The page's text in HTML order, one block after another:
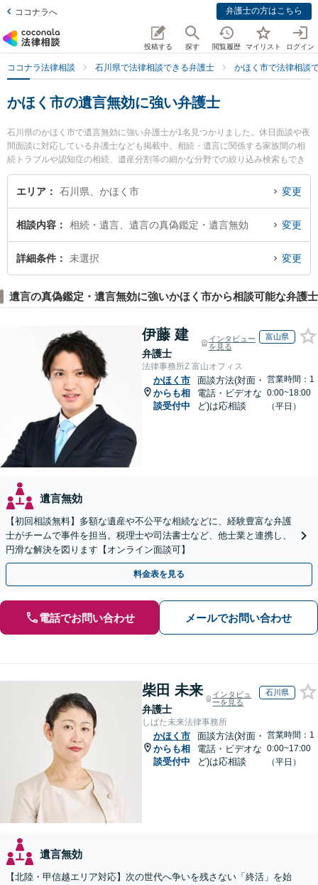
ココナラへ 弁護士の方はこちら
投稿する 探す 閲覧履歴 マイリスト ログイン
ココナラ法律相談 石川県で法律相談できる弁護士 かほく市で法律相談
かほく市の遺言無効に強い弁護士
石川県のかほく市で遺言無効に強い弁護士が1名見つかりました。休日面談や夜
間面談に対応している弁護士なども掲載中。相続・遺言に関係する家族間の相
続トラブルや認知症の相続、遺産分割等の細かな分野での絞り込み検索もでき
便利です。特に松本法務法律事務所の松本 亘市弁護士のプロフィール情報や弁
護士費用、強みなどが注目されています。『かほく市で土日や夜間に発生した
相談できるかほく市内の弁護士に相談予約したい』などでお困りの相談者さん
におすすめです。
エリア 石川県、かほく市 変更
相談内容 相続・遺言、遺言の真偽鑑定・遺言無効 変更
詳細条件 未選択 変更
遺言の真偽鑑定・遺言無効に強いかほく市から相談可能な弁護士
伊藤 建
弁護士
インタビュー
を見る
富山県
法律事務所Z 富山オフィス
かほく市
からも相
談受付中
面談方法(対面・
電話・ビデオな
ど)は応相談
営業時間：1
0:00~18:00
（平日）
遺言無効
【初回相談無料】多額な遺産や不公平な相続などに、経験豊富な弁護
士がチームで事件を担当。税理士や司法書士など、他士業と連携し、
円滑な解決を図ります【オンライン面談可】
料金表を見る
電話でお問い合わせ メールでお問い合わせ
柴田 未来
弁護士
インタビュ
ーを見る
石川県
しばた未来法律事務所
かほく市
からも相
談受付中
面談方法(対面・
電話・ビデオな
ど)は応相談
営業時間：1
0:00~17:00
（平日）
遺言無効
【北陸・甲信越エリア対応】次の世代へ争いを残さない「終活」を始